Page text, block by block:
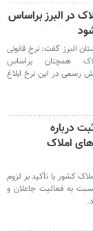
در البرز براساس
البرز گفت: نرخ قانونی
همچنان براساس
رسمی در این نرخ ابلاغ
درباره
املاک
کشور با تأکید بر لزوم
به فعالیت جاعلان و